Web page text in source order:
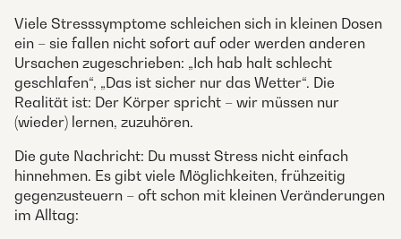
Viele Stresssymptome schleichen sich in kleinen Dosen
ein – sie fallen nicht sofort auf oder werden anderen
Ursachen zugeschrieben: „Ich hab halt schlecht
geschlafen“, „Das ist sicher nur das Wetter“. Die
Realität ist: Der Körper spricht – wir müssen nur
(wieder) lernen, zuzuhören.
Die gute Nachricht: Du musst Stress nicht einfach
hinnehmen. Es gibt viele Möglichkeiten, frühzeitig
gegenzusteuern – oft schon mit kleinen Veränderungen
im Alltag: